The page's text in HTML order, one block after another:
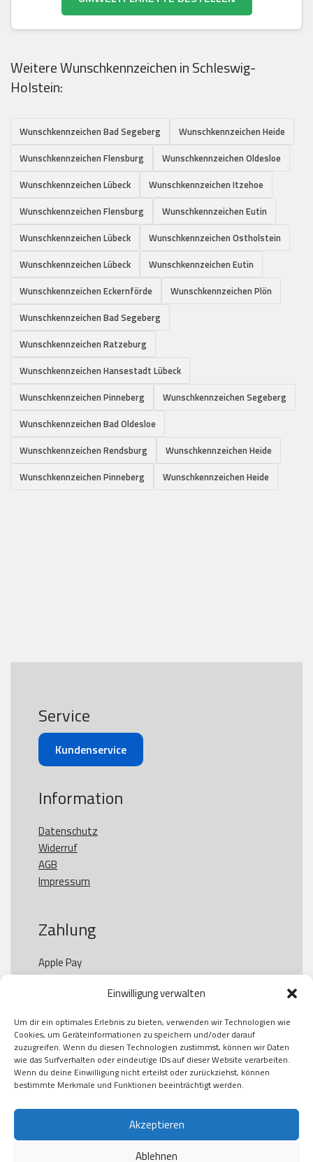
Einwilligung verwalten
Um dir ein optimales Erlebnis zu bieten, verwenden wir Technologien wie
Cookies, um Geräteinformationen zu speichern und/oder darauf
zuzugreifen. Wenn du diesen Technologien zustimmst, können wir Daten
wie das Surfverhalten oder eindeutige IDs auf dieser Website verarbeiten.
Wenn du deine Einwilligung nicht erteilst oder zurückziehst, können
bestimmte Merkmale und Funktionen beeinträchtigt werden.
Akzeptieren
Ablehnen
Weitere Wunschkennzeichen in Schleswig-
Holstein:
Wunschkennzeichen Bad Segeberg
Wunschkennzeichen Heide
Wunschkennzeichen Flensburg
Wunschkennzeichen Oldesloe
Wunschkennzeichen Lübeck
Wunschkennzeichen Itzehoe
Wunschkennzeichen Flensburg
Wunschkennzeichen Eutin
Wunschkennzeichen Lübeck
Wunschkennzeichen Ostholstein
Wunschkennzeichen Lübeck
Wunschkennzeichen Eutin
Wunschkennzeichen Eckernförde
Wunschkennzeichen Plön
Wunschkennzeichen Bad Segeberg
Wunschkennzeichen Ratzeburg
Wunschkennzeichen Hansestadt Lübeck
Wunschkennzeichen Pinneberg
Wunschkennzeichen Segeberg
Wunschkennzeichen Bad Oldesloe
Wunschkennzeichen Rendsburg
Wunschkennzeichen Heide
Wunschkennzeichen Pinneberg
Wunschkennzeichen Heide
Service
Kundenservice
Information
Datenschutz
Widerruf
AGB
Impressum
Zahlung
Apple Pay
Paypal
Kauf auf Rechung
Klarna
American Express